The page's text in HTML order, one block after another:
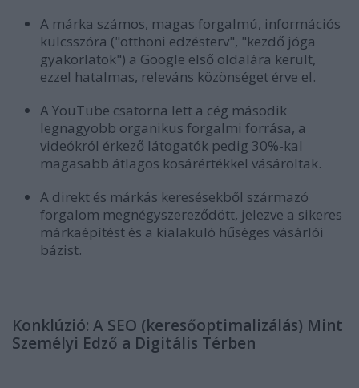
A márka számos, magas forgalmú, információs
kulcsszóra ("otthoni edzésterv", "kezdő jóga
gyakorlatok") a Google első oldalára került,
ezzel hatalmas, releváns közönséget érve el.
A YouTube csatorna lett a cég második
legnagyobb organikus forgalmi forrása, a
videókról érkező látogatók pedig 30%-kal
magasabb átlagos kosárértékkel vásároltak.
A direkt és márkás keresésekből származó
forgalom megnégyszereződött, jelezve a sikeres
márkaépítést és a kialakuló hűséges vásárlói
bázist.
Konklúzió: A SEO (keresőoptimalizálás) Mint
Személyi Edző a Digitális Térben